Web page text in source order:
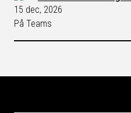
15 dec, 2026
På Teams